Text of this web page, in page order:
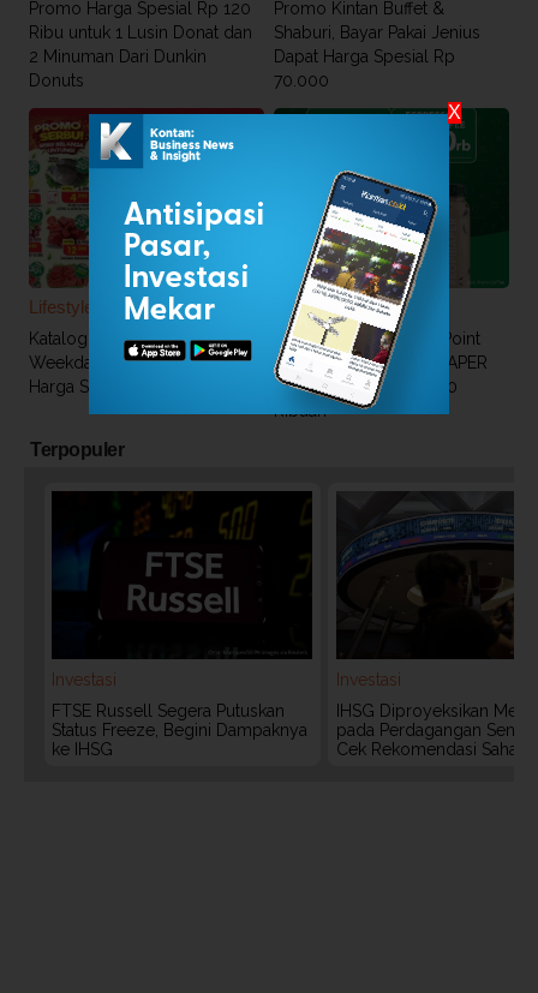
Promo Harga Spesial Rp 120
Ribu untuk 1 Lusin Donat dan
2 Minuman Dari Dunkin
Donuts
Promo Kintan Buffet &
Shaburi, Bayar Pakai Jenius
Dapat Harga Spesial Rp
70.000
Lifestyle
Katalog Promo Superindo
Weekday 9 Mei 2024, Promo
Harga Spesial Berakhir Hari Ini
Personal Finance
Promo Harga Spesial Point
Coffee! 2 Botol KOPI BAPER
Dibanderol Mulai Rp 30
Ribuan
Terpopuler
Investasi
FTSE Russell Segera Putuskan
Status Freeze, Begini Dampaknya
ke IHSG
Investasi
IHSG Diproyeksikan
pada Perdagangan Senin
Cek Rekomendasi
X